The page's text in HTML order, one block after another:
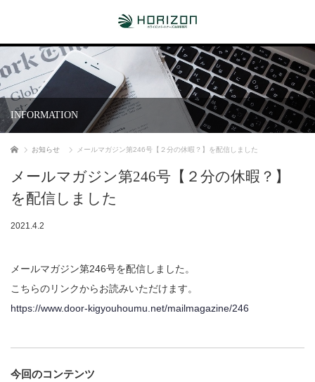
INFORMATION
ホーム お知らせ メールマガジン第246号【２分の休暇？】を配信しました
メールマガジン第246号【２分の休暇？】
を配信しました
2021.4.2
メールマガジン第246号を配信しました。
こちらのリンクからお読みいただけます。
https://www.door-kigyouhoumu.net/mailmagazine/246
今回のコンテンツ